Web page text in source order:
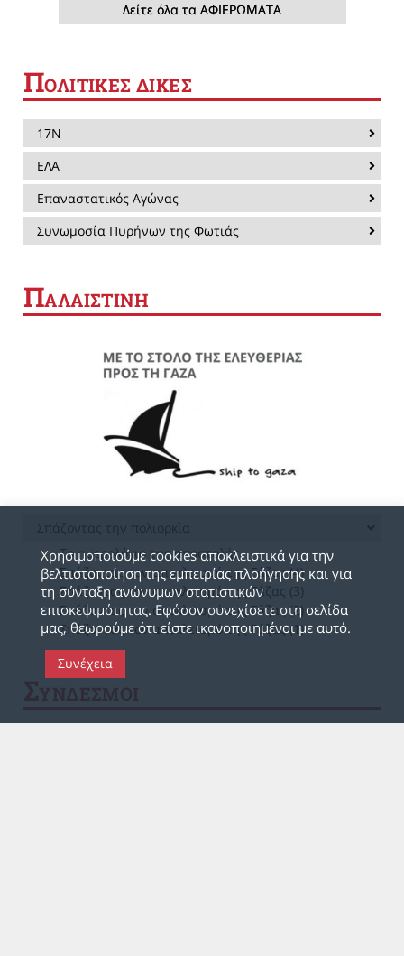
Δείτε όλα τα ΑΦΙΕΡΩΜΑΤΑ
ΠΟΛΙΤΙΚΕΣ ΔΙΚΕΣ
17Ν
ΕΛΑ
Επαναστατικός Αγώνας
Συνωμοσία Πυρήνων της Φωτιάς
ΠΑΛΑΙΣΤΙΝΗ
Το ημερολόγιο της αποστολής
Σπάζοντας τον αποκλεισμό της Γάζας (4)
Σπάζοντας τον αποκλεισμό της Γάζας (3)
Σπάζοντας τον αποκλεισμό της Γάζας (2)
Σπάζοντας τον αποκλεισμό της Γάζας (1)
Χρησιμοποιούμε cookies αποκλειστικά για την
βελτιστοποίηση της εμπειρίας πλοήγησης και για
τη σύνταξη ανώνυμων στατιστικών
επισκεψιμότητας. Εφόσον συνεχίσετε στη σελίδα
μας, θεωρούμε ότι είστε ικανοποιημένοι με αυτό.
Συνέχεια